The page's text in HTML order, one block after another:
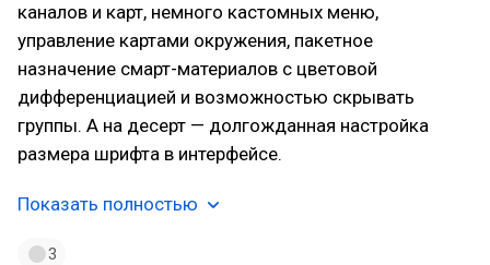
каналов и карт, немного кастомных меню,
управление картами окружения, пакетное
назначение смарт-материалов с цветовой
дифференциацией и возможностью скрывать
группы. А на десерт — долгожданная настройка
размера шрифта в интерфейсе.
Показать полностью
3